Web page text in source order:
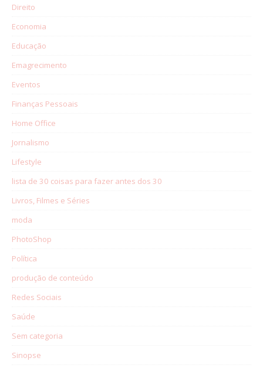
Direito
Economia
Educação
Emagrecimento
Eventos
Finanças Pessoais
Home Office
Jornalismo
Lifestyle
lista de 30 coisas para fazer antes dos 30
Livros, Filmes e Séries
moda
PhotoShop
Política
produção de conteúdo
Redes Sociais
Saúde
Sem categoria
Sinopse